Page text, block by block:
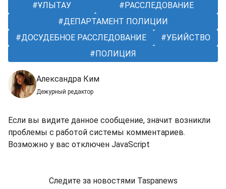
ҰЛЫТАУ
РАССЛЕДОВАНИЕ
ДЕПАРТАМЕНТ ПОЛИЦИИ
ДОСУДЕБНОЕ РАССЛЕДОВАНИЕ
УБИЙСТВО
ПОЛИЦИЯ
Александра Ким
Дежурный редактор
Если вы видите данное сообщение, значит возникли
проблемы с работой системы комментариев.
Возможно у вас отключен JavaScript
Следите за новостями Taspanews